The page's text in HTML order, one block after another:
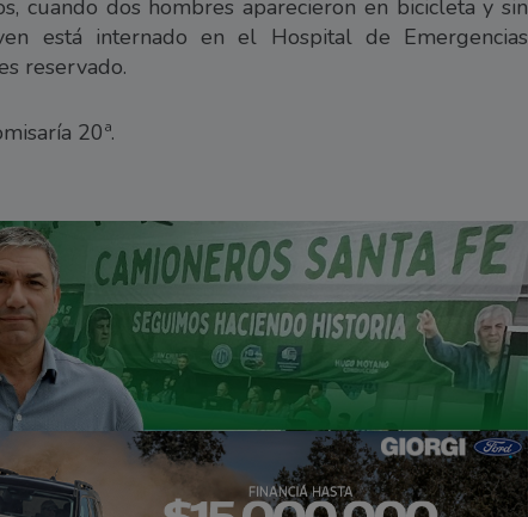
cuando dos hombres aparecieron en bicicleta y sin
está internado en el Hospital de Emergencias
reservado.
20ª.